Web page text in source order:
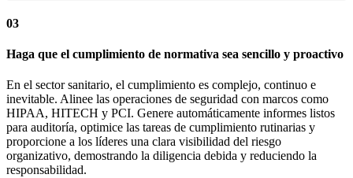
03
Haga que el cumplimiento de normativa sea sencillo y proactivo
En el sector sanitario, el cumplimiento es complejo, continuo e
inevitable. Alinee las operaciones de seguridad con marcos como
HIPAA, HITECH y PCI. Genere automáticamente informes listos
para auditoría, optimice las tareas de cumplimiento rutinarias y
proporcione a los líderes una clara visibilidad del riesgo
organizativo, demostrando la diligencia debida y reduciendo la
responsabilidad.